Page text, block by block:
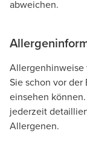
abweichen.
Allergenhinweise
Sie schon vor der
einsehen
jederzeit
Allergenen.